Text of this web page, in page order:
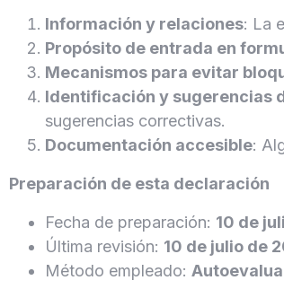
Información y relaciones: La
Propósito de entrada en
Mecanismos para evitar
Identificación y sugerencias
sugerencias correctivas.
Documentación accesible:
Preparación de esta declaración
Fecha de preparación: 10 de
Última revisión: 10 de julio de
Método empleado: